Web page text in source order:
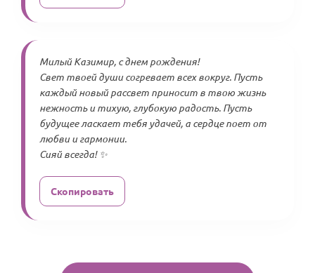
Милый Казимир, с днем рождения!
Свет твоей души согревает всех вокруг. Пусть
каждый новый рассвет приносит в твою жизнь
нежность и тихую, глубокую радость. Пусть
будущее ласкает тебя удачей, а сердце поет от
любви и гармонии.
Сияй всегда! ✨
Скопировать